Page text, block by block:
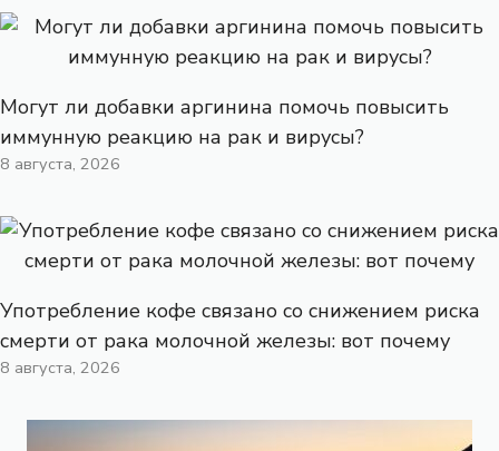
Могут ли добавки аргинина помочь повысить
иммунную реакцию на рак и вирусы?
8 августа, 2026
Употребление кофе связано со снижением риска
смерти от рака молочной железы: вот почему
8 августа, 2026